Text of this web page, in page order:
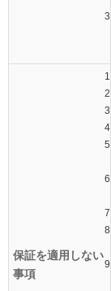
保証を適用しない
事項